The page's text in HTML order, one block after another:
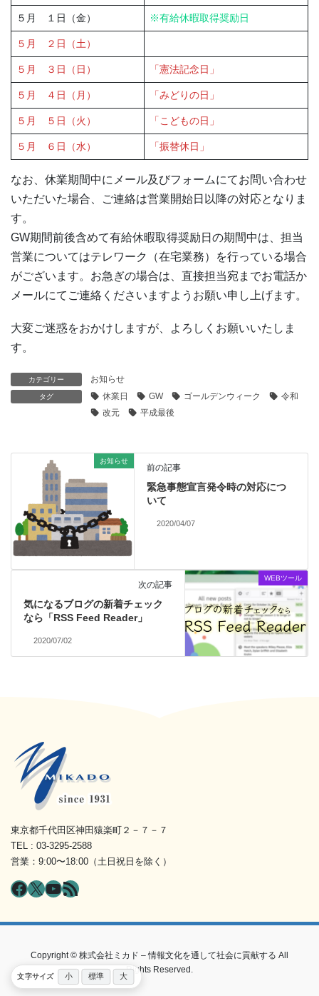
５月 １日（金） ※有給休暇取得奨励日
５月 ２日（土）
５月 ３日（日） 「憲法記念日」
５月 ４日（月） 「みどりの日」
５月 ５日（火） 「こどもの日」
５月 ６日（水） 「振替休日」
なお、休業期間中にメール及びフォームにてお問い合わせ
いただいた場合、ご連絡は営業開始日以降の対応となりま
す。
GW期間前後含めて有給休暇取得奨励日の期間中は、担当
営業についてはテレワーク（在宅業務）を行っている場合
がございます。お急ぎの場合は、直接担当宛までお電話か
メールにてご連絡くださいますようお願い申し上げます。
大変ご迷惑をおかけしますが、よろしくお願いいたしま
す。
カテゴリー お知らせ
タグ 休業日 GW ゴールデンウィーク
令和
改元
平成最後
お知らせ
前の記事
緊急事態宣言発令時の対応につ
いて
2020/04/07
WEBツール
次の記事
気になるブログの新着チェック
なら「RSS Feed Reader」
2020/07/02
東京都千代田区神田猿楽町２－７－７
TEL : 03-3295-2588
営業：9:00〜18:00（土日祝日を除く）
Facebook
X YouTube
RSS フィード
Copyright © 株式会社ミカド – 情報文化を通して社会に貢献する All
Rights Reserved.
文字サイズ 小 標準 大